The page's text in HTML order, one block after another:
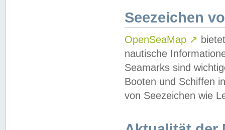
Seezeichen
OpenSeaMap ↗
nautische
Seamarks sind
Booten und Schiffen
von Seezeichen wie